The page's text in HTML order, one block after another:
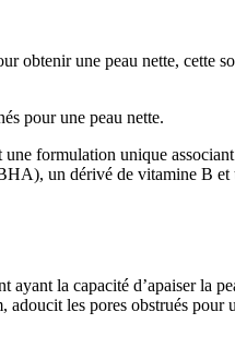
obtenir une peau nette, cette
pour une peau nette.
une formulation unique
un dérivé de vitamine B et
la capacité d’apaiser la
adoucit les pores obstrués